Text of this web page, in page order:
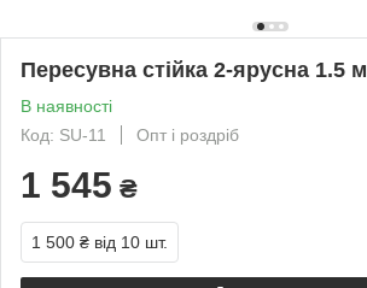
Пересувна стійка 2-ярусна 1.5 м
В наявності
Код: SU-11
Опт і роздріб
1 545 ₴
1 500 ₴ від 10 шт.